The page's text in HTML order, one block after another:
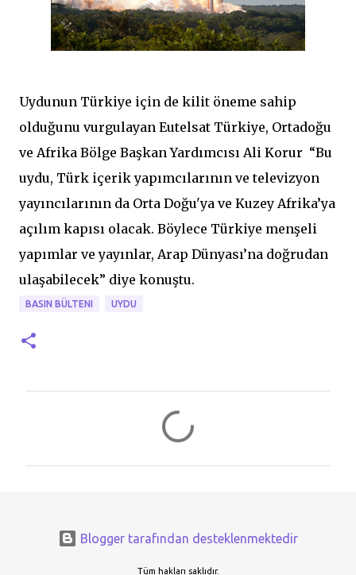
Uydunun Türkiye için de kilit öneme sahip
olduğunu vurgulayan Eutelsat Türkiye, Ortadoğu
ve Afrika Bölge Başkan Yardımcısı Ali Korur “Bu
uydu, Türk içerik yapımcılarının ve televizyon
yayıncılarının da Orta Doğu'ya ve Kuzey Afrika’ya
açılım kapısı olacak. Böylece Türkiye menşeli
yapımlar ve yayınlar, Arap Dünyası’na doğrudan
ulaşabilecek” diye konuştu.
BASIN BÜLTENI UYDU
Blogger tarafından desteklenmektedir
Tüm hakları saklıdır.